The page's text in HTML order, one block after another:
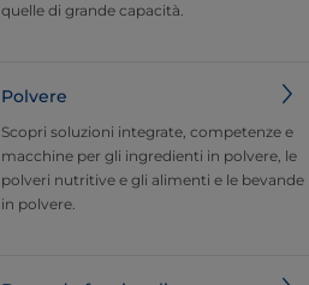
quelle di grande capacità.
Polvere
Scopri soluzioni integrate, competenze e
macchine per gli ingredienti in polvere, le
polveri nutritive e gli alimenti e le bevande
in polvere.